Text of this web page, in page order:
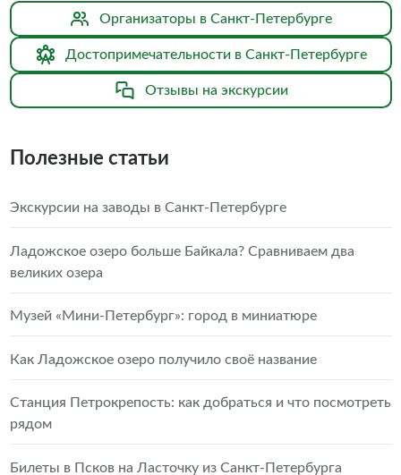
Организаторы в Санкт-Петербурге
Достопримечательности в Санкт-Петербурге
Отзывы на экскурсии
Полезные статьи
Экскурсии на заводы в Санкт-Петербурге
Ладожское озеро больше Байкала? Сравниваем два
великих озера
Музей «Мини-Петербург»: город в миниатюре
Как Ладожское озеро получило своё название
Станция Петрокрепость: как добраться и что посмотреть
рядом
Билеты в Псков на Ласточку из Санкт-Петербурга